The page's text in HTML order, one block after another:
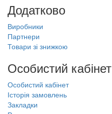
Додатково
Виробники
Партнери
Товари зі знижкою
Особистий кабінет
Особистий кабінет
Історія замовлень
Закладки